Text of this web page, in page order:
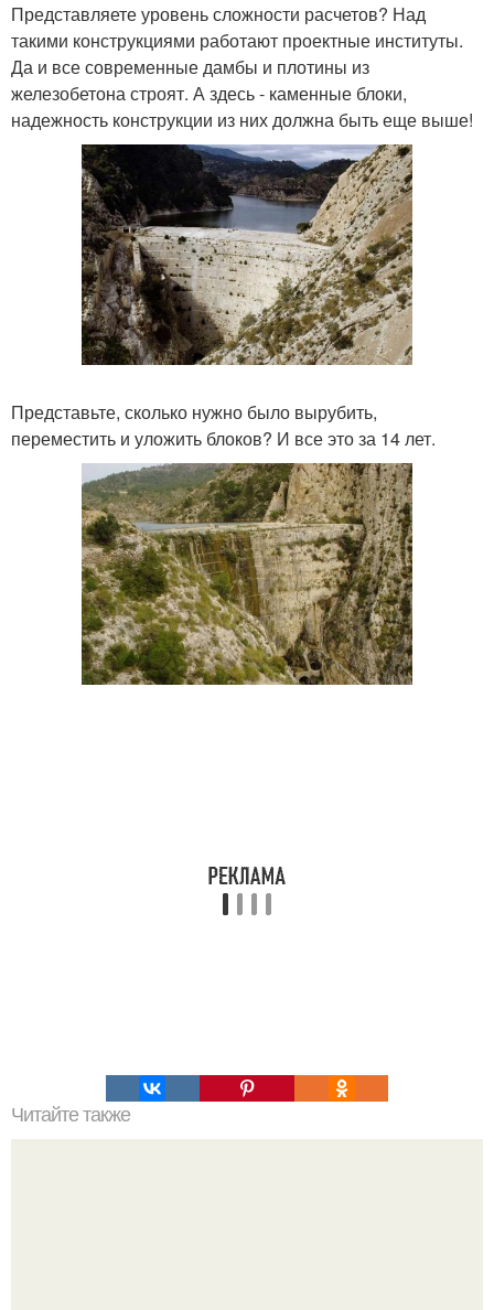
Представляете уровень сложности расчетов? Над
такими конструкциями работают проектные институты.
Да и все современные дамбы и плотины из
железобетона строят. А здесь - каменные блоки,
надежность конструкции из них должна быть еще выше!
Представьте, сколько нужно было вырубить,
переместить и уложить блоков? И все это за 14 лет.
Читайте также